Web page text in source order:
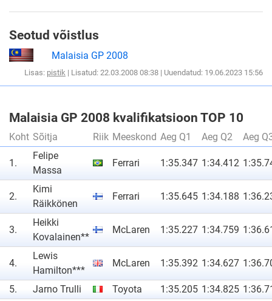
Seotud võistlus
Malaisia GP 2008
Lisas: pistik | Lisatud: 22.03.2008 08:38 | Uuendatud: 19.06.2023 15:56
Malaisia GP 2008 kvalifikatsioon TOP 10
Koht Sõitja Riik Meeskond Aeg Q1 Aeg Q2 Aeg
1.
Felipe
Massa
Ferrari 1:35.347 1:34.412
2.
Kimi
Räikkönen
Ferrari 1:35.645 1:34.188
3.
Heikki
Kovalainen**
McLaren 1:35.227 1:34.759
4.
Lewis
Hamilton***
McLaren 1:35.392 1:34.627
5. Jarno Trulli Toyota 1:35.205 1:34.825